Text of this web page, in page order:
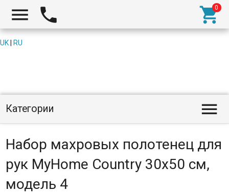
  
UK RU
Категории 
Набор махровых полотенец для
рук MyHome Country 30x50 см,
модель 4